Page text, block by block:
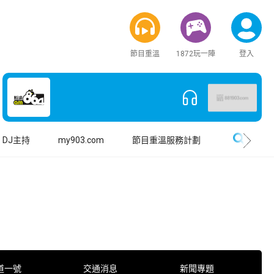
節目重溫 1872玩一陣 登入
DJ主持 my903.com 節目重溫服務計劃
一號 交通消息 新聞專題